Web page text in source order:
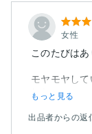
女性
このたびは
モヤモヤし
した。
もっと見る
出品者からの返